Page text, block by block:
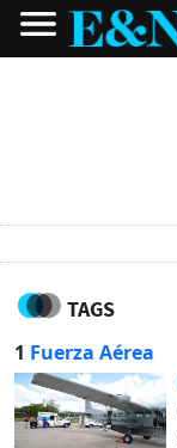
TAGS
1 Fuerza Aérea